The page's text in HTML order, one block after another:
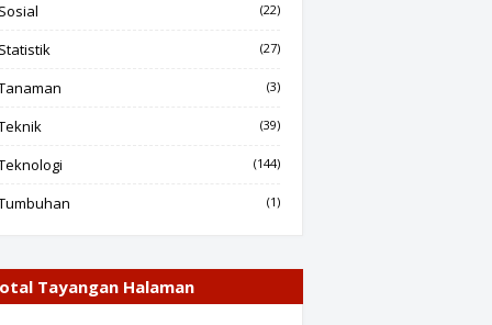
(22)
(27)
(3)
(39)
(144)
(1)
Tayangan Halaman